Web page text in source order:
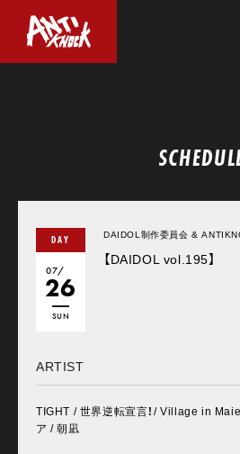
DAY
07/
26
SUN
DAIDOL制作委員会 &
【DAIDOL vol.195】
ARTIST
TIGHT / 世界逆転宣言！/ Village in
ア / 朝凪